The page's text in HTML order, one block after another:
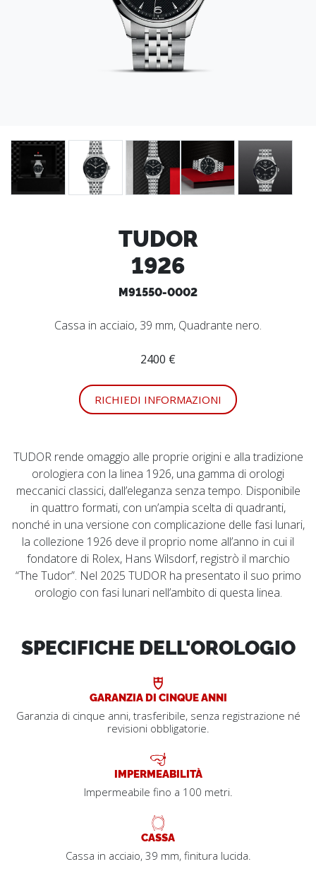
TUDOR
1926
M91550-0002
Cassa in acciaio, 39 mm, Quadrante nero.
2400 €
RICHIEDI INFORMAZIONI
TUDOR rende omaggio alle proprie origini e alla tradizione
orologiera con la linea 1926, una gamma di orologi
meccanici classici, dall’eleganza senza tempo. Disponibile
in quattro formati, con un’ampia scelta di quadranti,
nonché in una versione con complicazione delle fasi lunari,
la collezione 1926 deve il proprio nome all’anno in cui il
fondatore di Rolex, Hans Wilsdorf, registrò il marchio
“The Tudor”. Nel 2025 TUDOR ha presentato il suo primo
orologio con fasi lunari nell’ambito di questa linea.
SPECIFICHE DELL'OROLOGIO
GARANZIA DI CINQUE ANNI
Garanzia di cinque anni, trasferibile, senza registrazione né
revisioni obbligatorie.
IMPERMEABILITÀ
Impermeabile fino a 100 metri.
CASSA
Cassa in acciaio, 39 mm, finitura lucida.